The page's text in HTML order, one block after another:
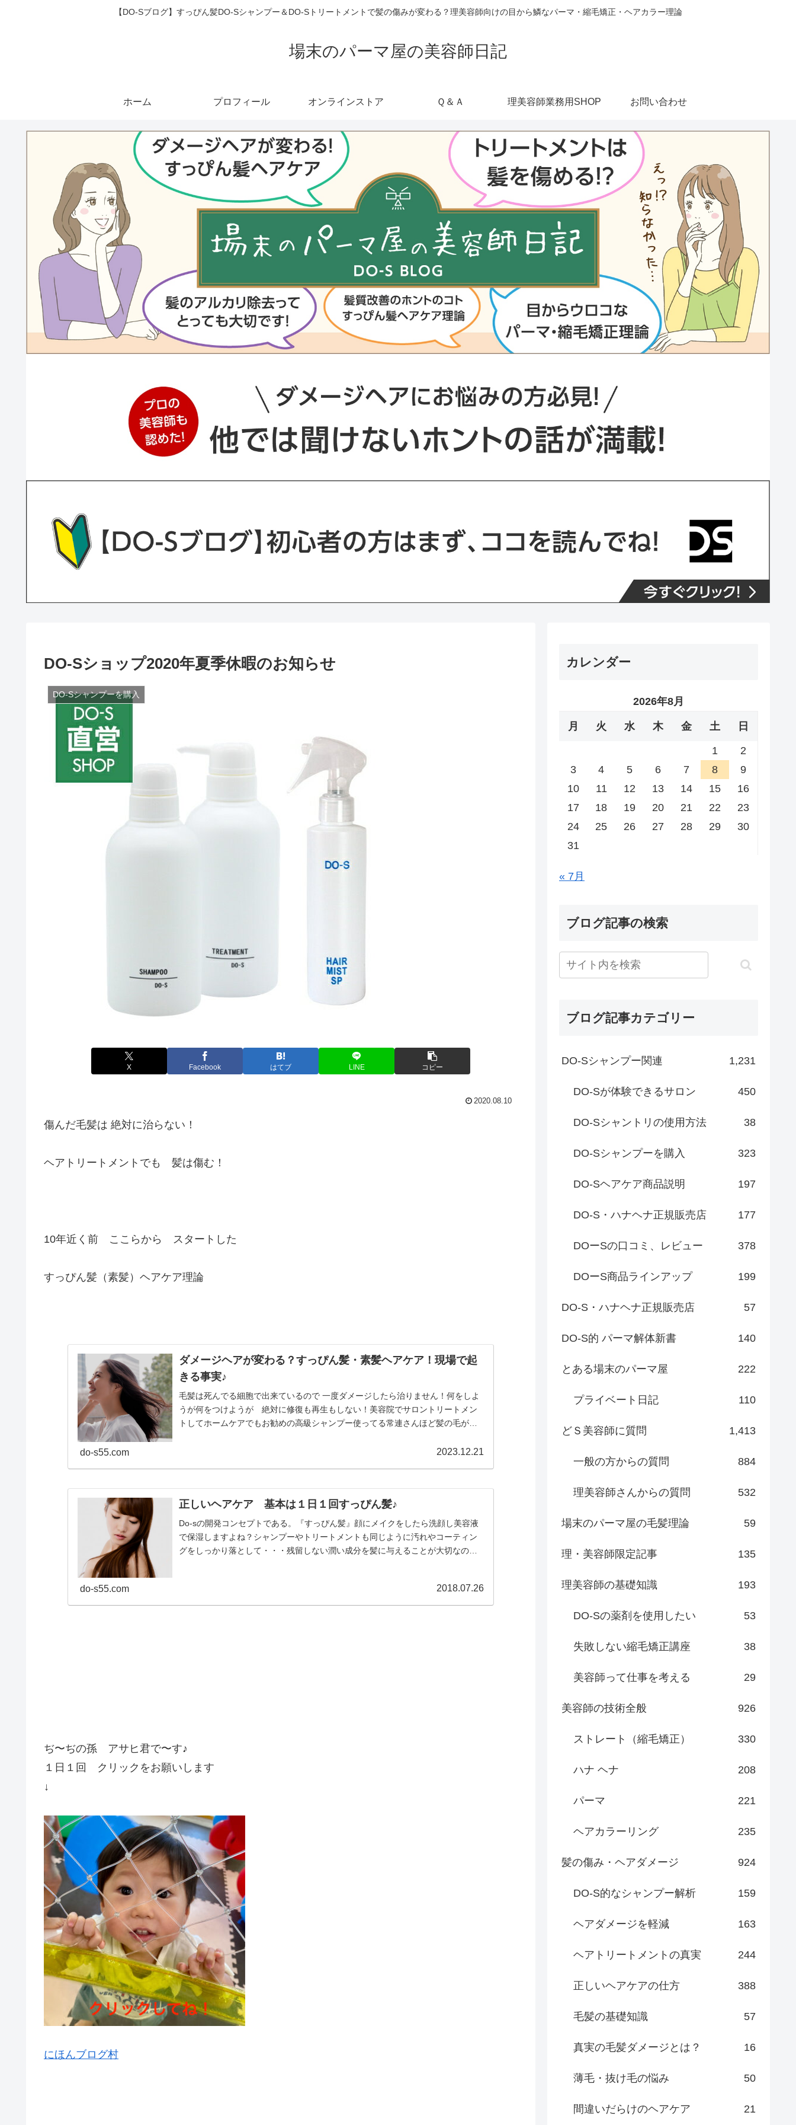
【DO-Sブログ】すっぴん髪DO-Sシャンプー＆DO-Sトリートメントで髪の傷みが変わる？理美容師向けの目から鱗なパーマ・縮毛矯正・ヘアカラー理論
場末のパーマ屋の美容師日記
ホーム プロフィール オンラインストア Ｑ＆Ａ 理美容師業務用SHOP お問い合わせ
DO-Sショップ2020年夏季休暇のお知らせ
DO-Sシャンプーを購入
X Facebook はてブ LINE コピー
2020.08.10
傷んだ毛髪は 絶対に治らない！
ヘアトリートメントでも 髪は傷む！
10年近く前 ここらから スタートした
すっぴん髪（素髪）ヘアケア理論
ダメージヘアが変わる？すっぴん髪・素髪ヘアケア！現場で起
きる事実♪
毛髪は死んでる細胞で出来ているので 一度ダメージしたら治りません！何をしよ
うが何をつけようが 絶対に修復も再生もしない！美容院でサロントリートメン
トしてホームケアでもお勧めの高級シャンプー使ってる常連さんほど髪の毛がダ
do-s55.com 2023.12.21
正しいヘアケア 基本は１日１回すっぴん髪♪
Do-sの開発コンセプトである。『すっぴん髪』顔にメイクをしたら洗顔し美容液
で保湿しますよね？シャンプーやトリートメントも同じように汚れやコーティン
グをしっかり落として・・・残留しない潤い成分を髪に与えることが大切なので
do-s55.com 2018.07.26
ぢ〜ぢの孫 アサヒ君で〜す♪
１日１回 クリックをお願いします
↓
にほんブログ村
カレンダー
2026年8月
月 火 水 木 金 土 日
1
2
3
4 5 6 7 8
9
10
11 12 13 14 15
16
17
18 19 20 21 22
23
24
25 26 27 28 29
30
31
« 7月
ブログ記事の検索
ブログ記事カテゴリー
DO-Sシャンプー関連 1,231
DO-Sが体験できるサロン 450
DO-Sシャントリの使用方法 38
DO-Sシャンプーを購入 323
DO-Sヘアケア商品説明 197
DO-S・ハナヘナ正規販売店 177
DOーSの口コミ、レビュー 378
DOーS商品ラインアップ 199
DO-S・ハナヘナ正規販売店 57
DO-S的 パーマ解体新書 140
とある場末のパーマ屋 222
プライベート日記 110
どＳ美容師に質問 1,413
一般の方からの質問 884
理美容師さんからの質問 532
場末のパーマ屋の毛髪理論 59
理・美容師限定記事 135
理美容師の基礎知識 193
DO-Sの薬剤を使用したい 53
失敗しない縮毛矯正講座 38
美容師って仕事を考える 29
美容師の技術全般 926
ストレート（縮毛矯正） 330
ハナ ヘナ 208
パーマ 221
ヘアカラーリング 235
髪の傷み・ヘアダメージ 924
DO-S的なシャンプー解析 159
ヘアダメージを軽減 163
ヘアトリートメントの真実 244
正しいヘアケアの仕方 388
毛髪の基礎知識 57
真実の毛髪ダメージとは？ 16
薄毛・抜け毛の悩み 50
間違いだらけのヘアケア 21